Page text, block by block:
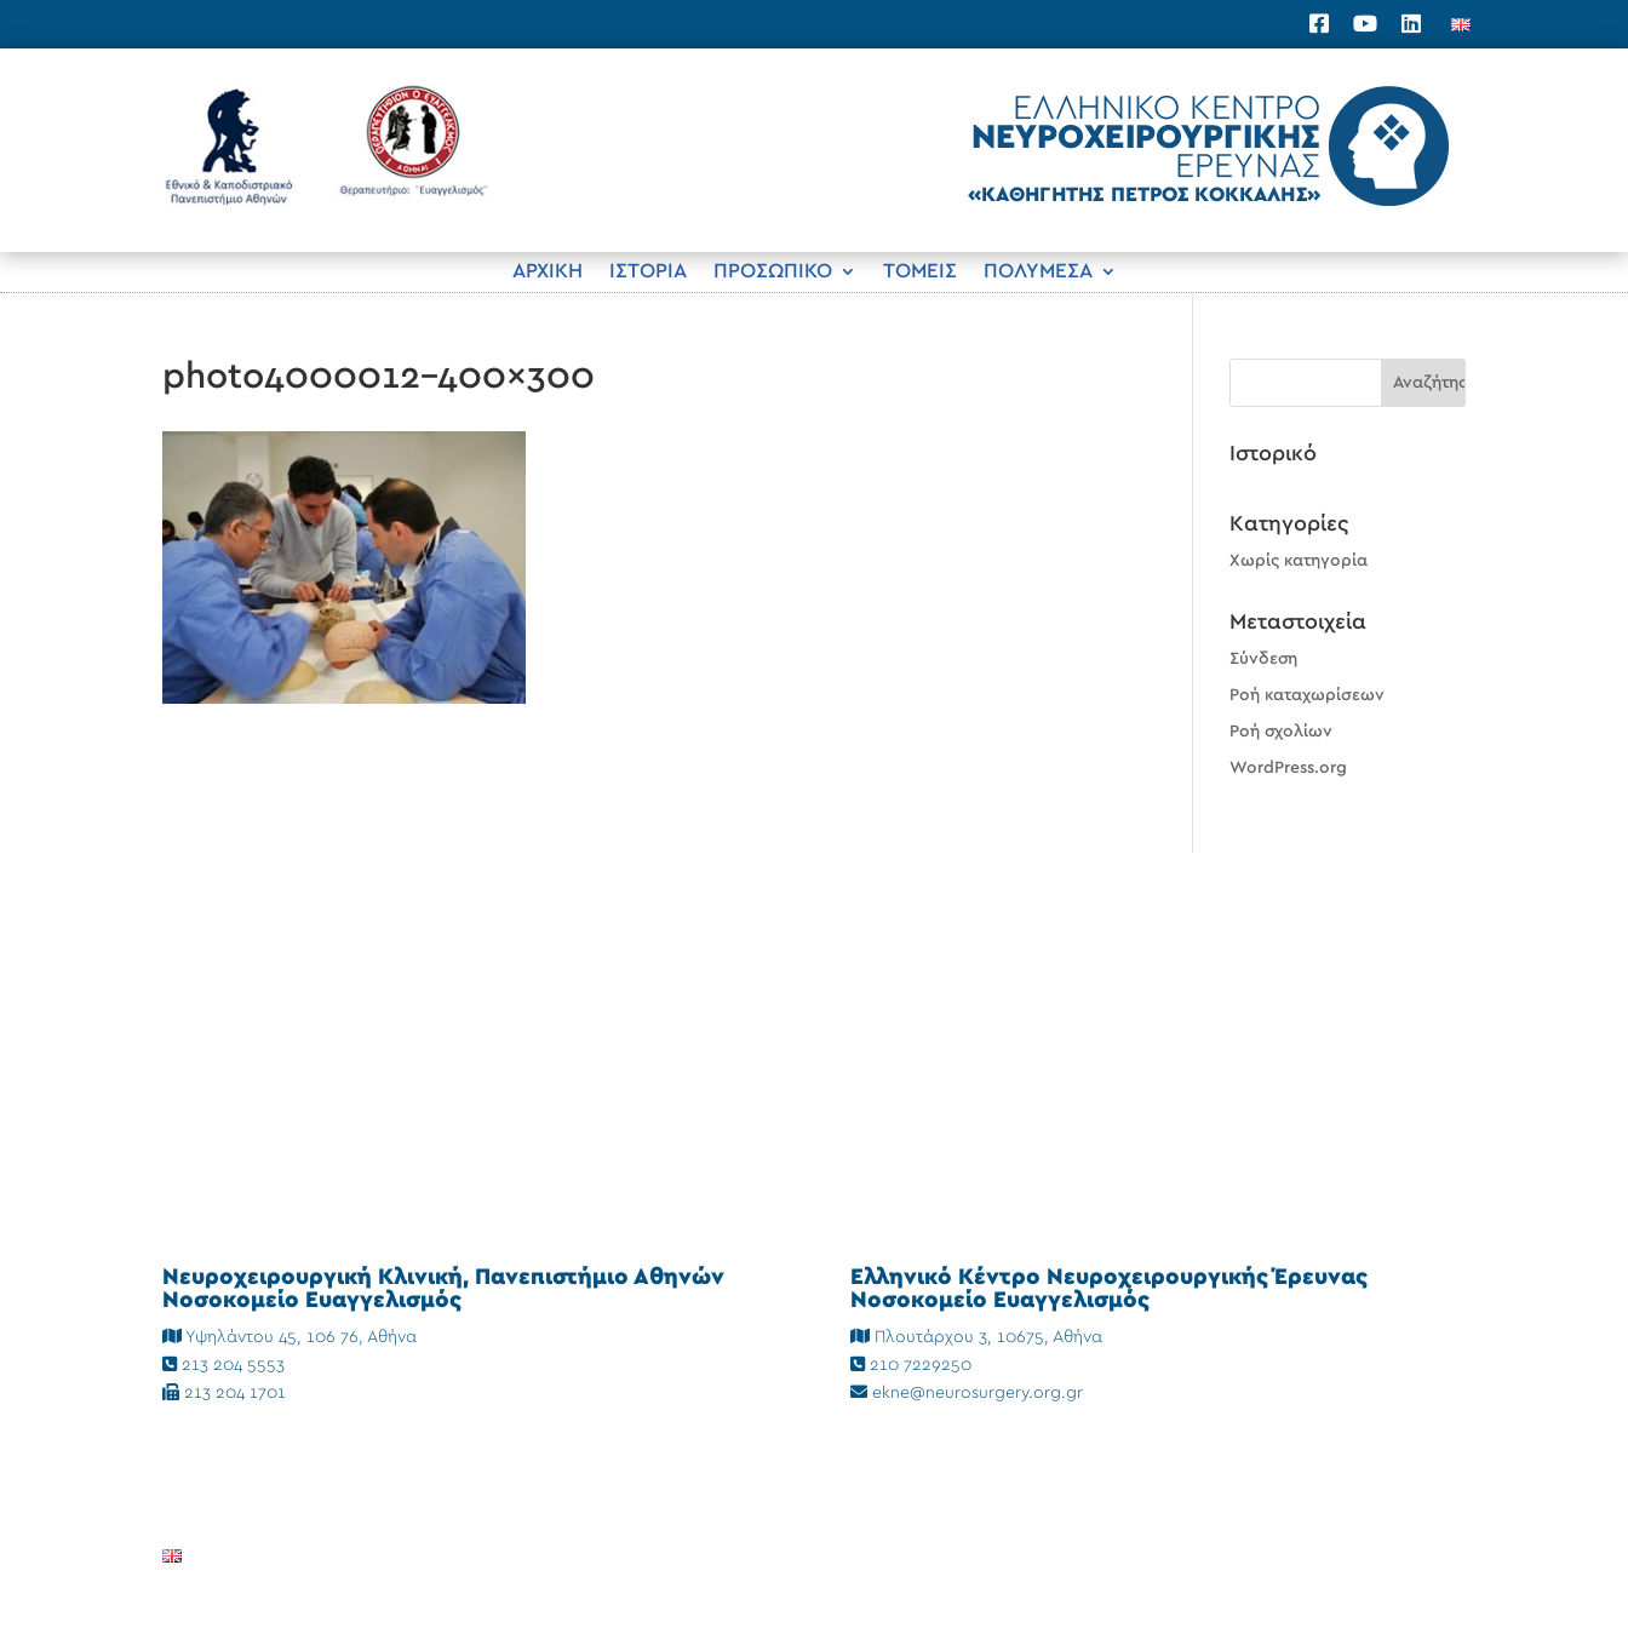
ΑΡΧΙΚΗ ΙΣΤΟΡΊΑ ΠΡΟΣΩΠΙΚΟ ΤΟΜΕΊΣ ΠΟΛΥΜΈΣΑ
photo4000012-400×300
Ιστορικό
Kατηγορίες
Χωρίς κατηγορία
Μεταστοιχεία
Σύνδεση
Ροή καταχωρίσεων
Ροή σχολίων
WordPress.org
Νευροχειρουργική Κλινική, Πανεπιστήμιο Αθηνών
Νοσοκομείο Ευαγγελισμός
Υψηλάντου 45, 106 76, Αθήνα
213 204 5553
213 204 1701
Ελληνικό Κέντρο Νευροχειρουργικής Έρευνας
Νοσοκομείο Ευαγγελισμός
Πλουτάρχου 3, 10675, Αθήνα
210 7229250
ekne@neurosurgery.org.gr